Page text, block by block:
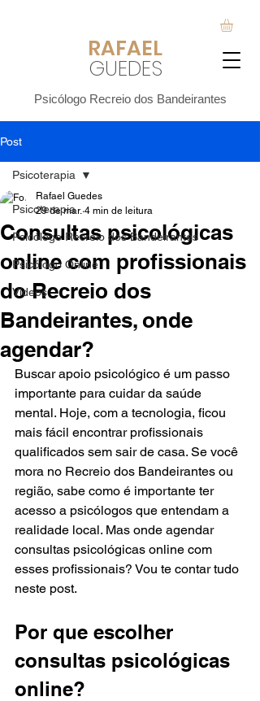
Psicólogo Recreio dos Bandeirantes
RAFAEL
GUEDES
Post
Psicoterapia
Psicólogo Recreio dos Bandeirantes
Psicólogo Online
Vídeos
Psicoterapia
Consultas psicológicas
online com profissionais
do Recreio dos
Bandeirantes, onde
agendar?
Rafael Guedes
29 de mar. 4 min de leitura
Buscar apoio psicológico é um passo
importante para cuidar da saúde
mental. Hoje, com a tecnologia, ficou
mais fácil encontrar profissionais
qualificados sem sair de casa. Se você
mora no Recreio dos Bandeirantes ou
região, sabe como é importante ter
acesso a psicólogos que entendam a
realidade local. Mas onde agendar
consultas psicológicas online com
esses profissionais? Vou te contar tudo
neste post.
Por que escolher
consultas psicológicas
online?